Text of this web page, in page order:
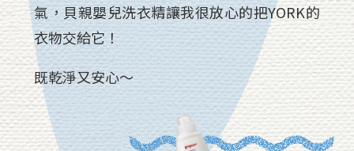
氣，貝親嬰兒洗衣精讓我很放心的把YORK的
衣物交給它！
既乾淨又安心～